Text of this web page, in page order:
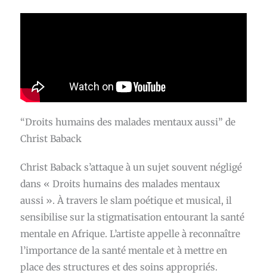
“Droits humains des malades mentaux aussi” de
Christ Baback
Christ Baback s’attaque à un sujet souvent négligé
dans « Droits humains des malades mentaux
aussi ». À travers le slam poétique et musical, il
sensibilise sur la stigmatisation entourant la santé
mentale en Afrique. L’artiste appelle à reconnaître
l’importance de la santé mentale et à mettre en
place des structures et des soins appropriés.